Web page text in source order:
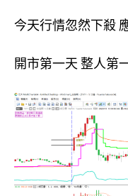
今天行情忽然下殺
開市第一天 整人第